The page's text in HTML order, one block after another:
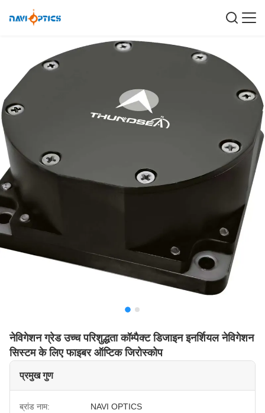
नेविगेशन ग्रेड उच्च परिशुद्धता कॉम्पैक्ट डिजाइन इनर्शियल नेविगेशन
सिस्टम के लिए फाइबर ऑप्टिक जिरोस्कोप
प्रमुख गुण
ब्रांड नाम:
NAVI OPTICS